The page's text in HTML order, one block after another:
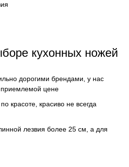
кухонных ножей
дорогими брендами, у нас
приемлемой цене
красоте, красиво не всегда
лезвия более 25 см, а для